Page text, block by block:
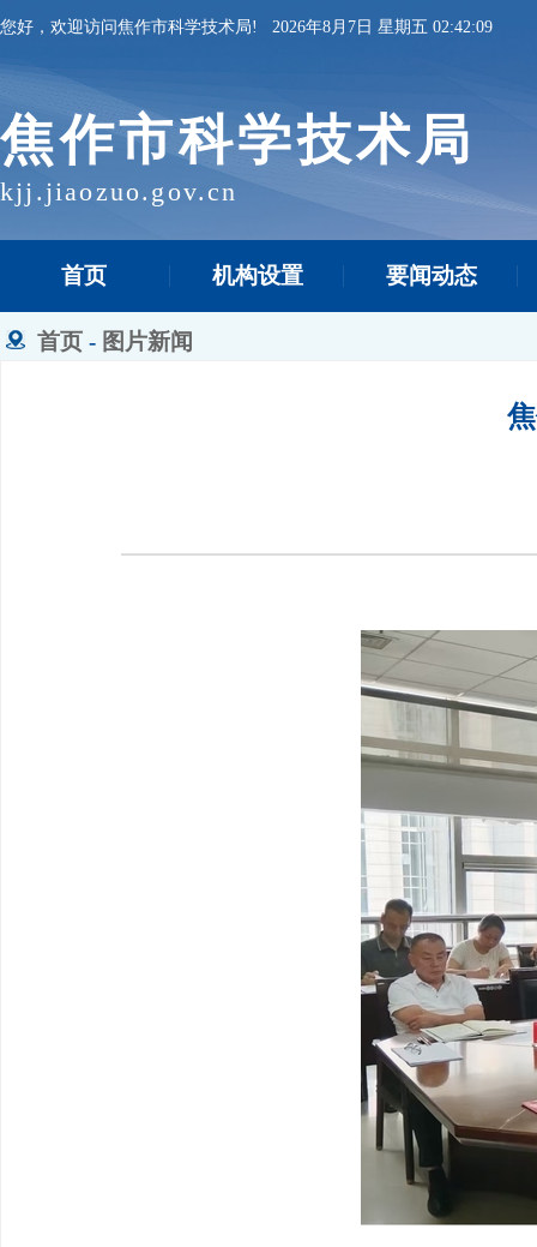
您好，欢迎访问焦作市科学技术局! 2026年8月7日 星期五 02:42:09
焦作市科学技术局
kjj.jiaozuo.gov.cn
首页 机构设置 要闻动态
首页 - 图片新闻